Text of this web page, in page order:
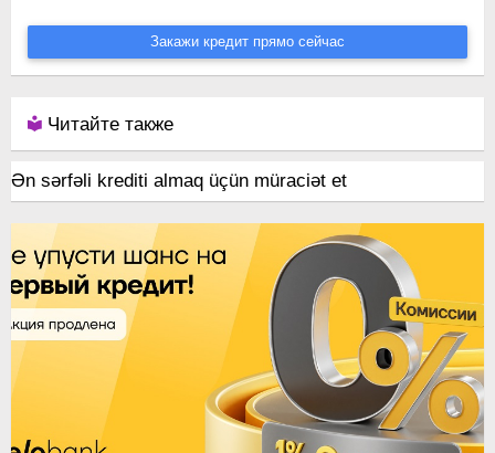
Закажи кредит прямо сейчас
Читайте также
Ən sərfəli krediti almaq üçün müraciət et